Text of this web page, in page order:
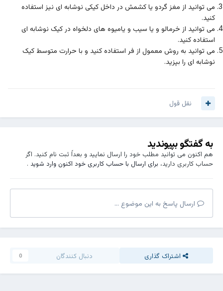
می توانید از مغز گردو یا کشمش در داخل کیکی نوشابه ای نیز استفاده
کنید.
می توانید از خرمالو و یا سیب و یامیوه های دلخواه در کیک نوشابه ای
استفاده کنید.
می توانید به روش معمول از فر استفاده کنید و با حرارت متوسط کیک
نوشابه ای را بپزید.
نقل قول
به گفتگو بپیوندید
هم اکنون می توانید مطلب خود را ارسال نمایید و بعداً ثبت نام کنید. اگر
حساب کاربری دارید، برای ارسال با حساب کاربری خود اکنون وارد شوید.
ارسال پاسخ به این موضوع ...
اشتراک گذاری دنبال کنندگان 0